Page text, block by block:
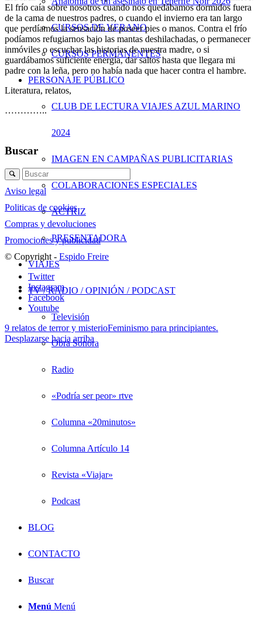
CURSOS DE VERANO
CURSOS PERMANENTES
PERSONAJE PÚBLICO
CLUB DE LECTURA VIAJES AZUL MARINO
2024
IMAGEN EN CAMPAÑAS PUBLICITARIAS
COLABORACIONES ESPECIALES
ACTRIZ
PRESENTADORA
VIAJES
TV / RADIO / OPINIÓN / PODCAST
Televisión
Obra Sonora
Radio
«Podría ser peor» rtve
Columna «20minutos»
Columna Artículo 14
Revista «Viajar»
Podcast
BLOG
CONTACTO
Buscar
Menú Menú
El frío caía sobre nosotros cuando nos quedábamos dormidos fuera
de la cama de nuestros padres, o cuando el invierno era tan largo
que perdíamos la sensación de poseer pies o manos. Contra el frío
podíamos refugiarnos bajo las mantas deshilachadas, o permanecer
inmóviles o escuchar las historias de nuestra madre, o si
guardábamos suficiente energía, dar saltos hasta que llegara mi
padre con la leña, pero no había nada que hacer contra el hambre.
Literatura, relatos,
…………..
Buscar
Aviso legal
Politicas de cookies
Compras y devoluciones
Promociones y publicidad
© Copyright - Espido Freire
Twitter
Instagram
Facebook
Youtube
9 relatos de terror y misterioFeminismo para principiantes.
Desplazarse hacia arriba